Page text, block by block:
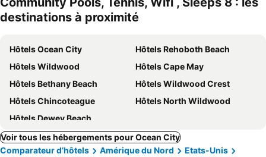
destinations à proximité
Hôtels Ocean City
Hôtels Rehoboth Beach
Hôtels Wildwood
Hôtels Cape May
Hôtels Bethany Beach
Hôtels Wildwood Crest
Hôtels Chincoteague
Hôtels North Wildwood
Hôtels Dewey Beach
Voir tous les hébergements pour Ocean City
Comparateur d’hôtels
Amérique du Nord
Etats-Unis